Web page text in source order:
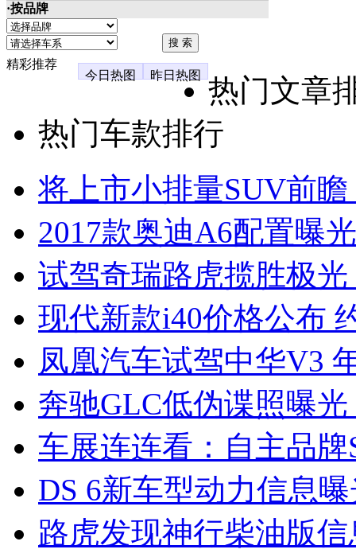
·按品牌
精彩推荐
今日热图
昨日热图
热门文章
热门车款排行
将上市小排量SUV前
2017款奥迪A6配置曝
试驾奇瑞路虎揽胜极
现代新款i40价格公布
凤凰汽车试驾中华V3
奔驰GLC低伪谍照曝
车展连连看：自主品牌
DS 6新车型动力信息
路虎发现神行柴油版